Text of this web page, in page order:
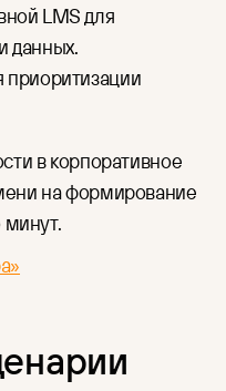
LMS для
данных.
приоритизации
в корпоративное
на формирование
минут.